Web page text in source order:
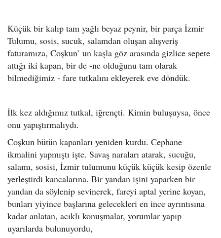
Küçük bir kalıp tam yağlı beyaz peynir, bir parça İzmir
Tulumu, sosis, sucuk, salamdan oluşan alışveriş
faturamıza, Coşkun’ un kaşla göz arasında gizlice sepete
attığı iki kapan, bir de -ne olduğunu tam olarak
bilmediğimiz - fare tutkalını ekleyerek eve döndük.
İlk kez aldığımız tutkal, iğrençti. Kimin buluşuysa, önce
onu yapıştırmalıydı.
Coşkun bütün kapanları yeniden kurdu. Cephane
ikmalini yapmıştı işte. Savaş naraları atarak, sucuğu,
salamı, sosisi, İzmir tulumunu küçük küçük kesip özenle
yerleştirdi kancalarına. Bir yandan işini yaparken bir
yandan da söylenip sevinerek, fareyi aptal yerine koyan,
bunları yiyince başlarına gelecekleri en ince ayrıntısına
kadar anlatan, acıklı konuşmalar, yorumlar yapıp
uyarılarda bulunuyordu,